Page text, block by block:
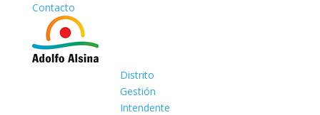
Contacto
Distrito
Gestión
Intendente